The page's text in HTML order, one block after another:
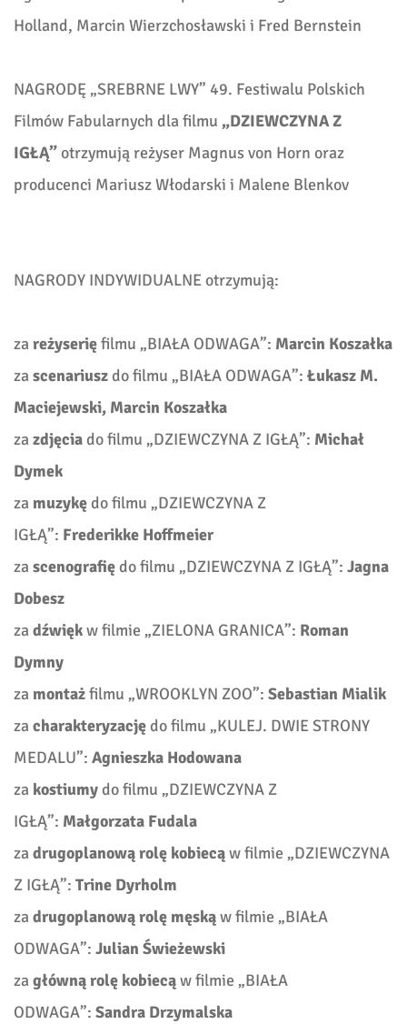
Holland, Marcin Wierzchosławski i Fred Bernstein
NAGRODĘ „SREBRNE LWY” 49. Festiwalu Polskich
Filmów Fabularnych dla filmu „DZIEWCZYNA Z
IGŁĄ”otrzymują reżyser Magnus von Horn oraz
producenci Mariusz Włodarski i Malene Blenkov
NAGRODY INDYWIDUALNE otrzymują:
zareżyserięfilmu „BIAŁA ODWAGA”: Marcin Koszałka
zascenariuszdo filmu „BIAŁA ODWAGA”:Łukasz M.
Maciejewski, Marcin Koszałka
zazdjęciado filmu „DZIEWCZYNA Z IGŁĄ”: Michał
Dymek
za muzykędo filmu „DZIEWCZYNA Z
IGŁĄ”: Frederikke Hoffmeier
zascenografiędo filmu „DZIEWCZYNA Z IGŁĄ”:Jagna
Dobesz
zadźwiękw filmie „ZIELONA GRANICA”: Roman
Dymny
za montażfilmu „WROOKLYN ZOO”:Sebastian Mialik
zacharakteryzacjędo filmu „KULEJ. DWIE STRONY
MEDALU”:Agnieszka Hodowana
za kostiumydo filmu „DZIEWCZYNA Z
IGŁĄ”: Małgorzata Fudala
zadrugoplanową rolę kobiecąw filmie „DZIEWCZYNA
Z IGŁĄ”:Trine Dyrholm
zadrugoplanową rolę męskąw filmie „BIAŁA
ODWAGA”:Julian Świeżewski
zagłówną rolę kobiecąw filmie „BIAŁA
ODWAGA”:Sandra Drzymalska